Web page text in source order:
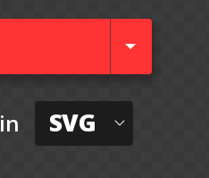
in SVG